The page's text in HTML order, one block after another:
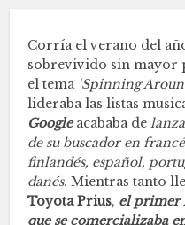
Corría el verano del
sobrevivido sin mayor
el tema ‘Spinning
lideraba las listas
Googleacababa de
de su buscador en
finlandés, español,
danés. Mientras tanto
Toyota Prius, el primer
que se comercializaba